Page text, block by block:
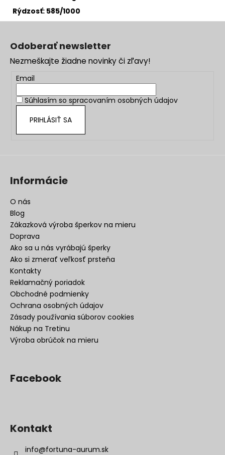
Rýdzosť: 585/1000
Odoberať newsletter
Nezmeškajte žiadne novinky či zľavy!
Email
Súhlasím so spracovaním osobných údajov
PRIHLÁSIŤ SA
Informácie
O nás
Blog
Zákazková výroba šperkov na mieru
Doprava
Ako sa u nás vyrábajú šperky
Ako si zmerať veľkosť prsteňa
Kontakty
Reklamačný poriadok
Obchodné podmienky
Ochrana osobných údajov
Zásady používania súborov cookies
Nákup na Tretinu
Výroba obrúčok na mieru
Facebook
Kontakt
info@fortuna-aurum.sk